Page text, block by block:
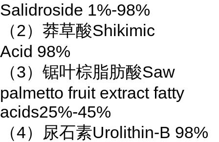
Salidroside 1%-98%
（2）莽草酸Shikimic
Acid 98%
（3）锯叶棕脂肪酸Saw
palmetto fruit extract fatty
acids25%-45%
（4）尿石素Urolithin-B 98%